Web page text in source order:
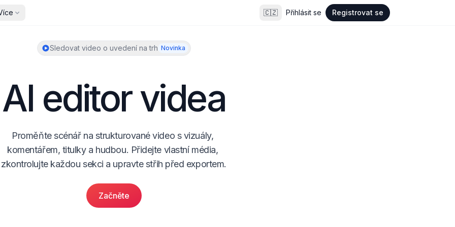
🇨🇿 Přihlásit se Registrovat se
Sledovat video o uvedení na trh Novinka
AI editor videa
Proměňte scénář na strukturované video s vizuály,
komentářem, titulky a hudbou. Přidejte vlastní média,
zkontrolujte každou sekci a upravte střih před exportem.
Začněte